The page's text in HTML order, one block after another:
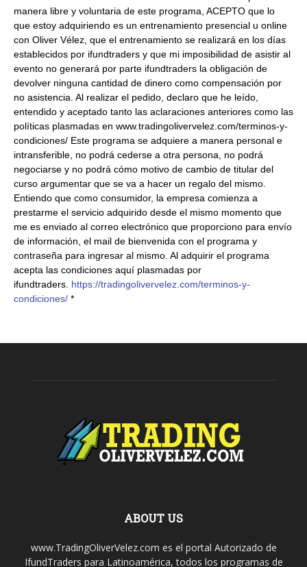
manera libre y voluntaria de este programa, ACEPTO que lo
que estoy adquiriendo es un entrenamiento presencial u online
con Oliver Vélez, que el entrenamiento se realizará en los días
establecidos por ifundtraders y que mi imposibilidad de asistir al
evento no generará por parte ifundtraders la obligación de
devolver ninguna cantidad de dinero como compensación por
no asistencia. Al realizar el pedido, declaro que he leído,
entendido y aceptado tanto las aclaraciones anteriores como las
políticas plasmadas en www.tradingolivervelez.com/terminos-y-
condiciones/ Este programa se adquiere a manera personal e
intransferible, no podrá cederse a otra persona, no podrá
negociarse y no podrá cómo motivo de cambio de titular del
curso argumentar que se va a hacer un regalo del mismo.
Entiendo que como consumidor, la empresa comienza a
prestarme el servicio adquirido desde el mismo momento que
me es enviado al correo electrónico que proporciono para envío
de información, el mail de bienvenida con el programa y
contraseña para ingresar al mismo. Al adquirir el programa
acepta las condiciones aquí plasmadas por
ifundtraders. https://tradingolivervelez.com/terminos-y-
condiciones/ *
ABOUT US
www.TradingOliverVelez.com es el portal Autorizado de
IfundTraders para Latinoamérica, todos los programas de